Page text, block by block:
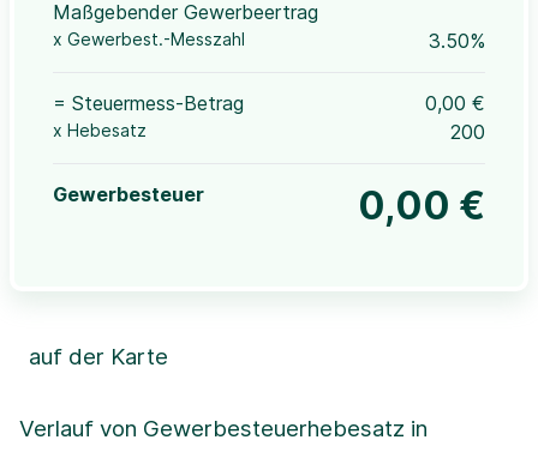
Maßgebender Gewerbeertrag
x Gewerbest.-Messzahl 3.50%
= Steuermess-Betrag 0,00 €
x Hebesatz 200
Gewerbesteuer 0,00 €
Verlauf von Gewerbesteuerhebesatz in
auf der Karte
+
Leaflet|©OpenStreetMap, ©CartoDB,